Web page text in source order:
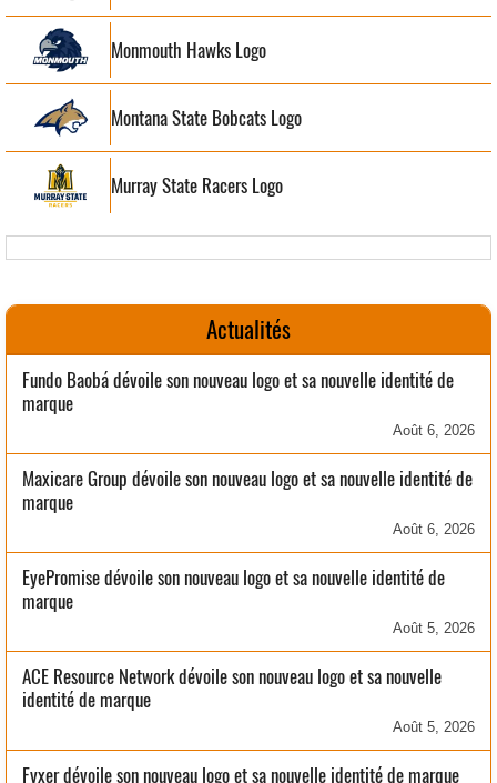
Monmouth Hawks Logo
Montana State Bobcats Logo
Murray State Racers Logo
Actualités
Fundo Baobá dévoile son nouveau logo et sa nouvelle identité de
marque
Août 6, 2026
Maxicare Group dévoile son nouveau logo et sa nouvelle identité de
marque
Août 6, 2026
EyePromise dévoile son nouveau logo et sa nouvelle identité de
marque
Août 5, 2026
ACE Resource Network dévoile son nouveau logo et sa nouvelle
identité de marque
Août 5, 2026
Fyxer dévoile son nouveau logo et sa nouvelle identité de marque